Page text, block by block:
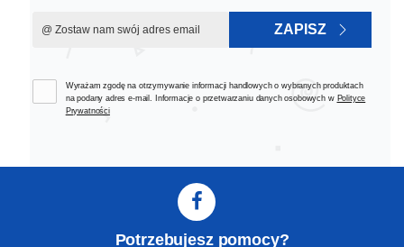
ZAPISZ
Wyrażam zgodę na otrzymywanie informacji handlowych o wybranych produktach
na podany adres e-mail. Informacje o przetwarzaniu danych osobowych w Polityce
Prywatności
Potrzebujesz pomocy?